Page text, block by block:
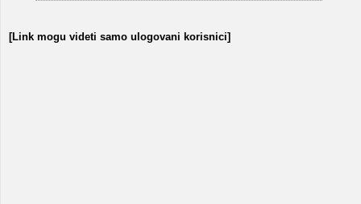
[Link mogu videti samo ulogovani korisnici]